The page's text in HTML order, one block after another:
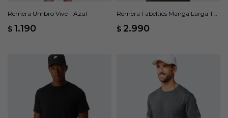
Remera Umbro Vive - Azul
$ 1.190
Remera Fabeltics Manga Larga The
$ 2.990